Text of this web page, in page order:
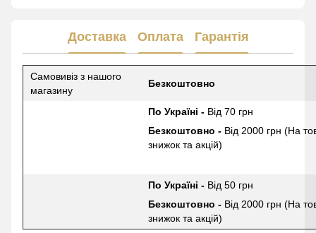
Доставка Оплата Гарантія
Самовивіз з нашого
магазину
Безкоштовно
По Україні - Від 70 грн
Безкоштовно - Від 2000 грн (На
знижок та акцій)
По Україні - Від 50 грн
Безкоштовно - Від 2000 грн (На
знижок та акцій)